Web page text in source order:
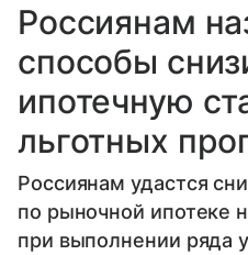
Россиянам
способы
ипотечную
льготных
Россиянам удастся
по рыночной ипотеке
при выполнении ряда